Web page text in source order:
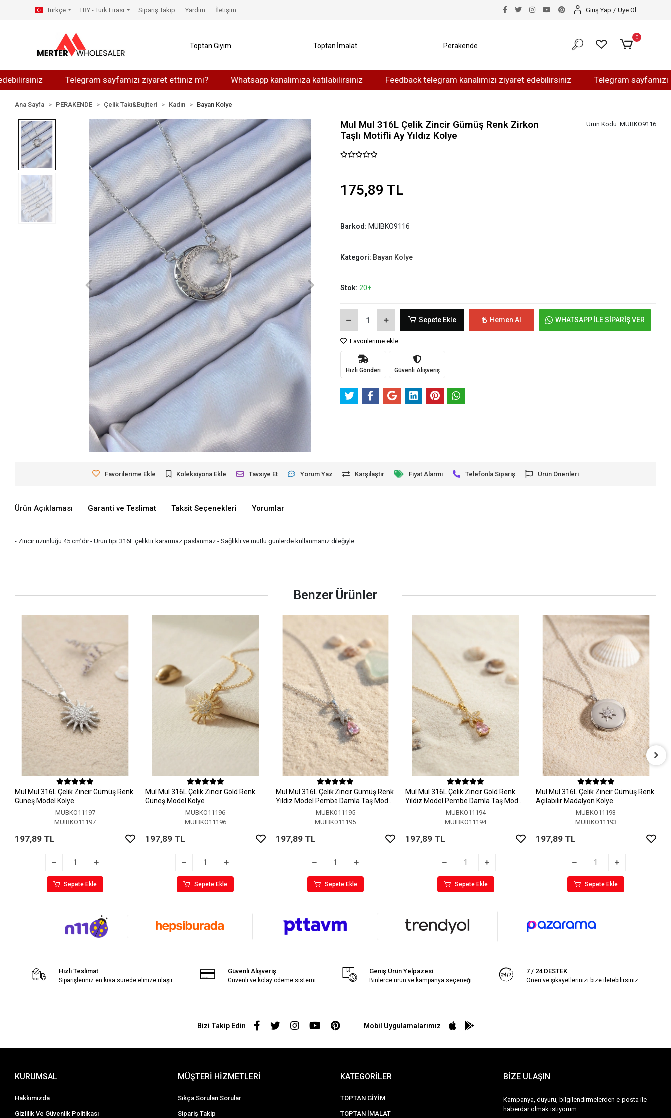
Telegram sayfamızı ziyaret ettiniz mi? Whatsapp kanalımıza katılabilirsiniz Feedback telegram kanalımızı ziyaret edebilirsiniz Telegram sayfamızı
Türkçe TRY - Türk Lirası Sipariş Takip Yardım İletişim Giriş Yap / Üye Ol
Toptan Giyim Toptan İmalat Perakende
0
Ana Sayfa PERAKENDE Çelik Takı&Bujiteri Kadın Bayan Kolye
MuI MuI 316L Çelik Zincir Gümüş Renk Zirkon
Taşlı Motifli Ay Yıldız Kolye
Ürün Kodu: MUBKO9116
175,89 TL
Barkod: MUIBKO9116
Kategori: Bayan Kolye
Stok: 20+
Sepete Ekle Hemen Al WHATSAPP İLE SİPARİŞ VER
Favorilerime ekle
Hızlı Gönderi Güvenli Alışveriş
Favorilerime Ekle Koleksiyona Ekle Tavsiye Et Yorum Yaz Karşılaştır Fiyat Alarmı Telefonla Sipariş Ürün Önerileri
Ürün Açıklaması Garanti ve Teslimat Taksit Seçenekleri Yorumlar
- Zincir uzunluğu 45 cm’dir.- Ürün tipi 316L çeliktir kararmaz paslanmaz.- Sağlıklı ve mutlu günlerde kullanmanız dileğiyle…
Benzer Ürünler
MuI MuI 316L Çelik Zincir Gümüş Renk
Güneş Model Kolye
MUBKO11197
MUIBKO11197
197,89 TL
Sepete Ekle
MuI MuI 316L Çelik Zincir Gold Renk
Güneş Model Kolye
MUBKO11196
MUIBKO11196
197,89 TL
Sepete Ekle
MuI MuI 316L Çelik Zincir Gümüş Renk
Yıldız Model Pembe Damla Taş Model
MUBKO11195
MUIBKO11195
197,89 TL
Sepete Ekle
MuI MuI 316L Çelik Zincir Gold Renk
Yıldız Model Pembe Damla Taş Model
MUBKO11194
MUIBKO11194
197,89 TL
Sepete Ekle
MuI MuI 316L Çelik Zincir Gümüş Renk
Açılabilir Madalyon Kolye
MUBKO11193
MUIBKO11193
197,89 TL
Sepete Ekle
Hızlı Teslimat
Siparişleriniz en kısa sürede elinize ulaşır.
Güvenli Alışveriş
Güvenli ve kolay ödeme sistemi
Geniş Ürün Yelpazesi
Binlerce ürün ve kampanya seçeneği
7 / 24 DESTEK
Öneri ve şikayetlerinizi bize iletebilirsiniz.
Bizi Takip Edin Mobil Uygulamalarımız
KURUMSAL
Hakkımızda
Gizlilik Ve Güvenlik Politikası
MÜŞTERİ HİZMETLERİ
Sıkça Sorulan Sorular
Sipariş Takip
KATEGORİLER
TOPTAN GİYİM
TOPTAN İMALAT
BİZE ULAŞIN
Kampanya, duyuru, bilgilendirmelerden e-posta ile
haberdar olmak istiyorum.